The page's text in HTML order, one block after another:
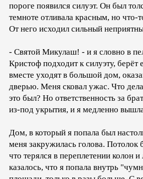
пороге появился силуэт. Он был
темноте отливала красным, но что-
От него исходил сильный
- Святой Микулаш! - и я словно в
Кристоф подходит к силуэту, берёт
вместе уходят в большой дом,
дверью. Меня сковал ужас. Что
это был? Но ответственность за
из-под укрытия, и я медленно
Дом, в который я попала был
меня закружилась голова. Потолок
что терялся в переплетении колон
казалось, что я попала внутрь